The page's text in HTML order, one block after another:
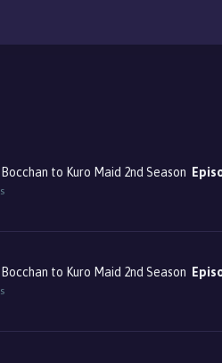
to Kuro Maid 2nd Season
to Kuro Maid 2nd Season